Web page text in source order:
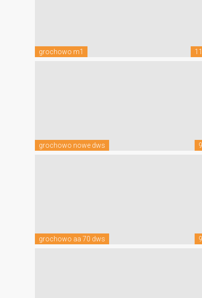
grochowo m1
grochowo nowe dws
grochowo aa 70 dws